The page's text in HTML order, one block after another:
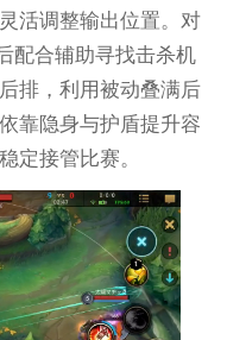
活调整输出位置。对
配合辅助寻找击杀机
排，利用被动叠满后
靠隐身与护盾提升容
定接管比赛。